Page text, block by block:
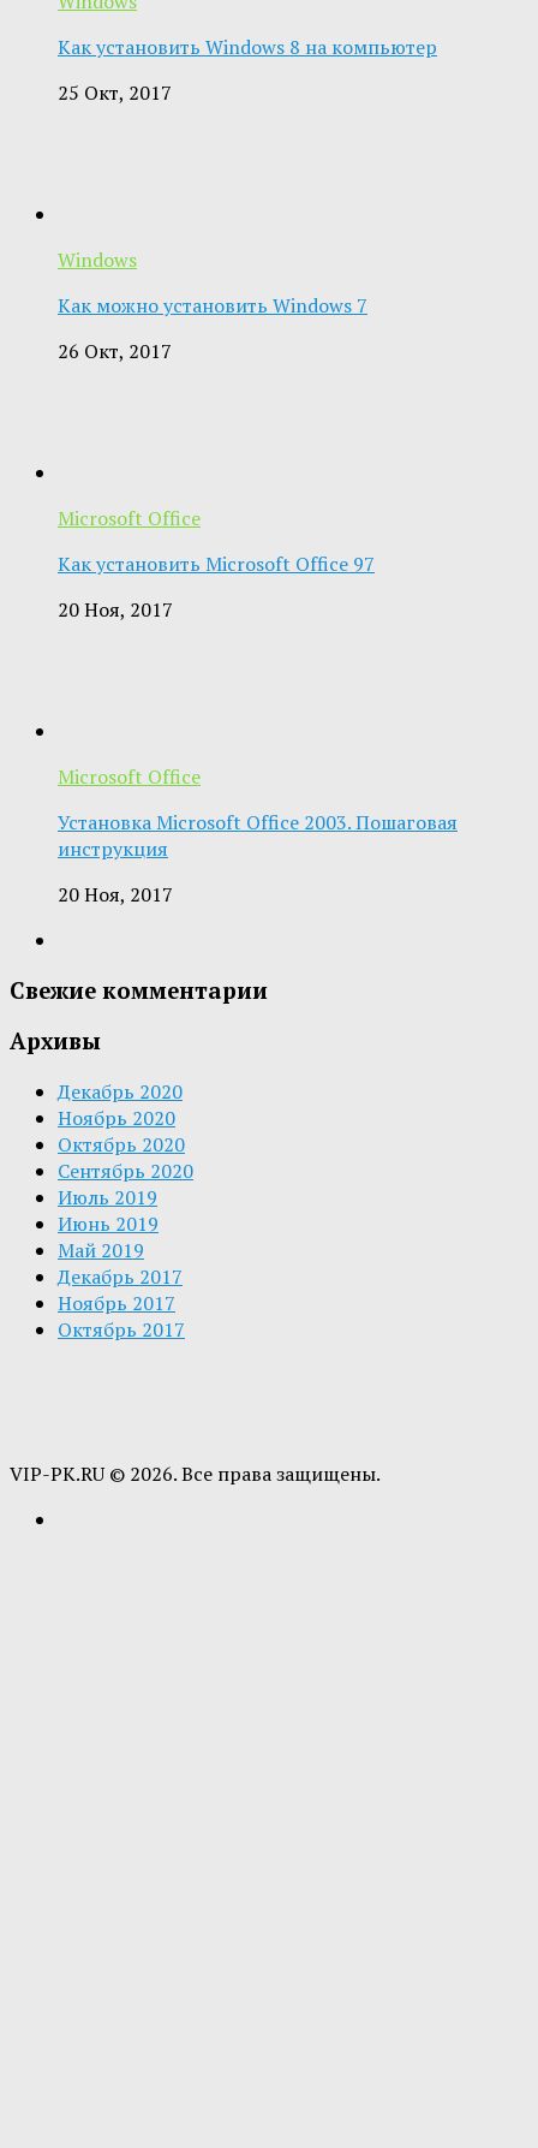
Как установить Windows 8 на компьютер
25 Окт, 2017
Windows
Как можно установить Windows 7
26 Окт, 2017
Microsoft Office
Как установить Microsoft Office 97
20 Ноя, 2017
Microsoft Office
Установка Microsoft Office 2003. Пошаговая
инструкция
20 Ноя, 2017
Свежие комментарии
Архивы
Декабрь 2020
Ноябрь 2020
Октябрь 2020
Сентябрь 2020
Июль 2019
Июнь 2019
Май 2019
Декабрь 2017
Ноябрь 2017
Октябрь 2017
VIP-PK.RU © 2026. Все права защищены.